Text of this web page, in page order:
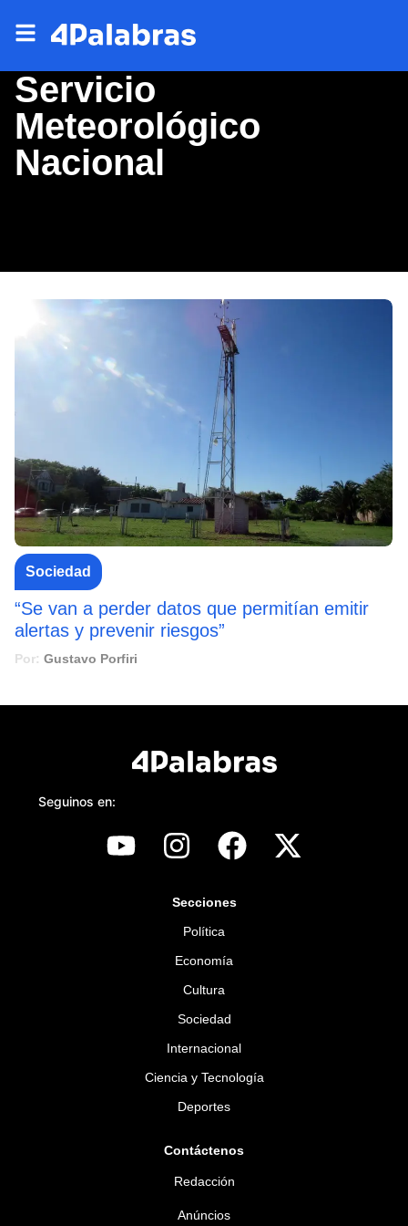
Servicio
Meteorológico
Nacional
Sociedad
“Se van a perder datos que permitían emitir
alertas y prevenir riesgos”
Por: Gustavo Porfiri
Seguinos en:
Secciones
Política
Economía
Cultura
Sociedad
Internacional
Ciencia y Tecnología
Deportes
Contáctenos
Redacción
Anúncios